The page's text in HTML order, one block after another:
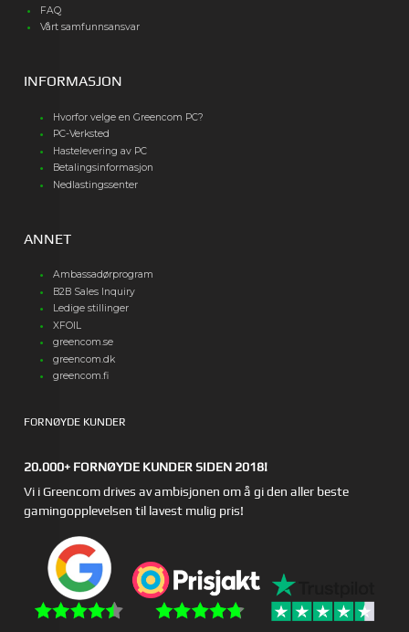
FAQ
Vårt samfunnsansvar
INFORMASJON
Hvorfor velge en Greencom PC?
PC-Verksted
Hastelevering av PC
Betalingsinformasjon
Nedlastingssenter
ANNET
Ambassadørprogram
B2B Sales Inquiry
Ledige stillinger
XFOIL
greencom.se
greencom.dk
greencom.fi
FORNØYDE KUNDER
20.000+ FORNØYDE KUNDER SIDEN 2018!
Vi i Greencom drives av ambisjonen om å gi den aller beste
gamingopplevelsen til lavest mulig pris!